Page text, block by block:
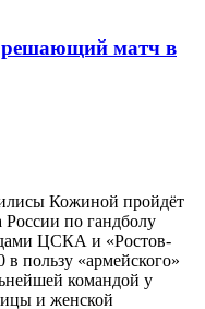
матч в
Кожиной пройдёт
по гандболу
ЦСКА и «Ростов-
пользу «армейского»
командой у
и женской